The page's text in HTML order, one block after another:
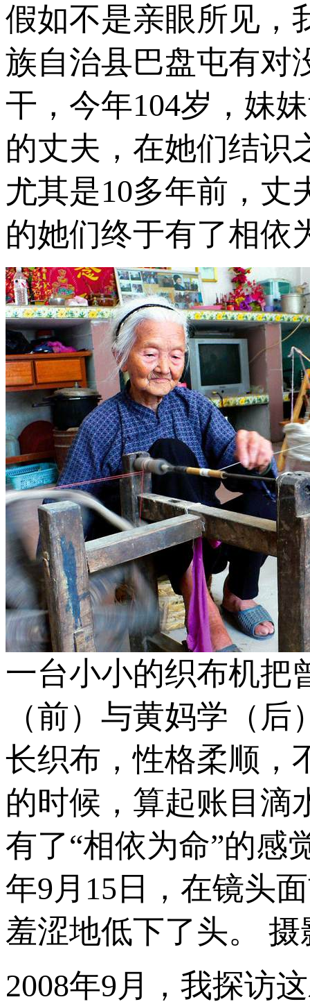
假如不是亲眼所见，
族自治县巴盘屯有对
干，今年104岁，妹
的丈夫，在她们结识
尤其是10多年前，丈
的她们终于有了相依
一台小小的织布机把
（前）与黄妈学（
长织布，性格柔顺，
的时候，算起账目滴
有了“相依为命”的感
年9月15日，在镜头
羞涩地低下了头。 摄
2008年9月，我探访